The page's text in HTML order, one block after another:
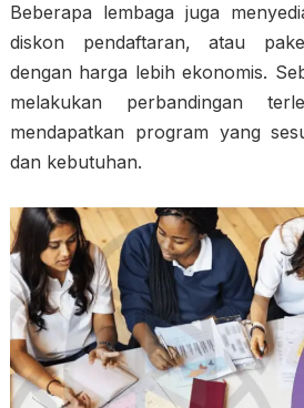
Beberapa lembaga juga
diskon pendaftaran, atau
dengan harga lebih ekonomis.
melakukan perbandingan
mendapatkan program yang
dan kebutuhan.